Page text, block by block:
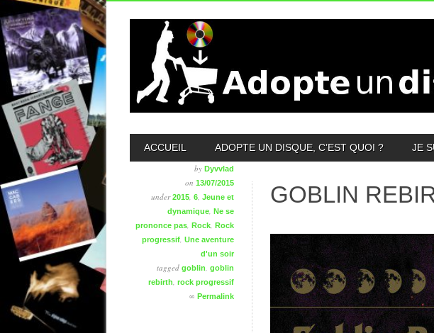
MAIN MENU
ACCUEIL ADOPTE UN DISQUE, C’EST QUOI ? JE
by Dyvvlad
on 13/07/2015
under2015 6 Jeune et
dynamique Ne se
prononce pas Rock Rock
progressif Une aventure
d'un soir
tagged goblin goblin
rebirth rock progressif
∞ Permalink
GOBLIN